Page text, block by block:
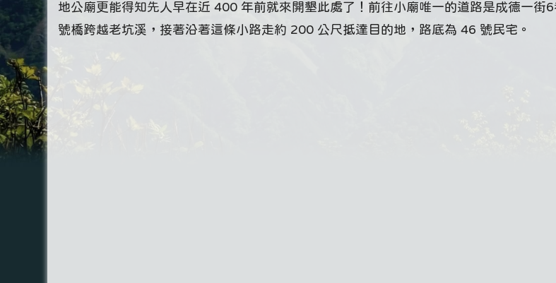
地公廟更能得知先人早在近 400 年前就來開墾此處了！前往小廟唯一的道路是成德一街
號橋跨越老坑溪，接著沿著這條小路走約 200 公尺抵達目的地，路底為 46 號民宅。